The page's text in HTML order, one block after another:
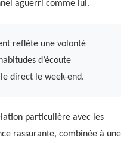
aguerri comme lui.
reflète une volonté
d’écoute
direct le week-end.
particulière avec les
rassurante, combinée à une